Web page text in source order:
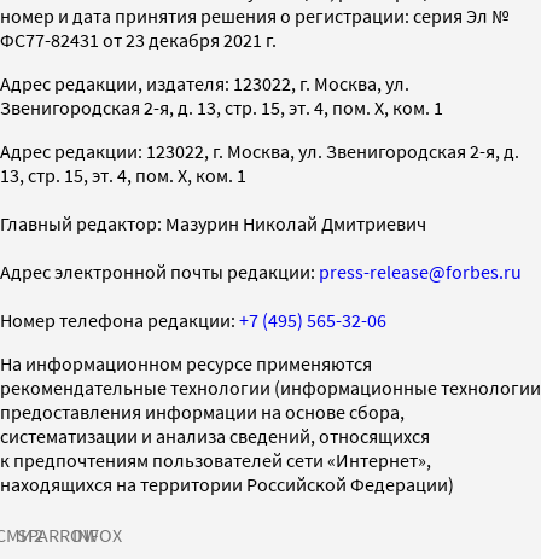
номер и дата принятия решения о регистрации: серия Эл №
ФС77-82431 от 23 декабря 2021 г.
Адрес редакции, издателя: 123022, г. Москва, ул.
Звенигородская 2-я, д. 13, стр. 15, эт. 4, пом. X, ком. 1
Адрес редакции: 123022, г. Москва, ул. Звенигородская 2-я, д.
13, стр. 15, эт. 4, пом. X, ком. 1
Главный редактор: Мазурин Николай Дмитриевич
Адрес электронной почты редакции: press-release@forbes.ru
Номер телефона редакции: +7 (495) 565-32-06
На информационном ресурсе применяются
рекомендательные технологии (информационные технологии
предоставления информации на основе сбора,
систематизации и анализа сведений, относящихся
к предпочтениям пользователей сети «Интернет»,
находящихся на территории Российской Федерации)
SPARROWINFOX